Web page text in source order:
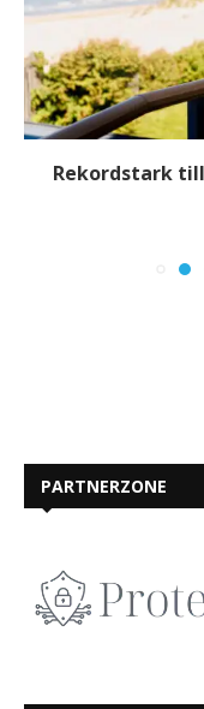
Rekordstark
PARTNERZONE